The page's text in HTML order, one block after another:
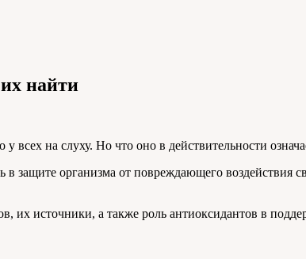
найти
на слуху. Но что оно в действительности
защите организма от повреждающего
их источники, а также роль антиоксидантов в